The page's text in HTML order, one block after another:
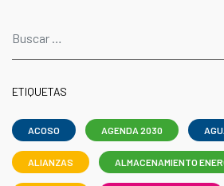
ETIQUETAS
ACOSO AGENDA 2030
ALIANZAS ALMACENAMIENTO